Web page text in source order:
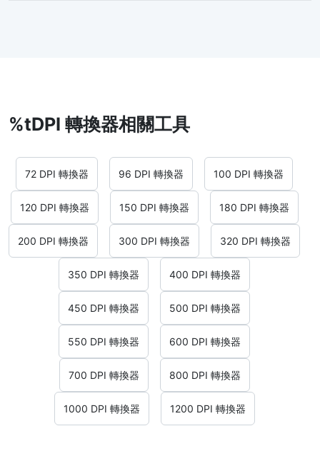
%tDPI 轉換器相關工具
72 DPI 轉換器 96 DPI 轉換器 100 DPI 轉換器
120 DPI 轉換器 150 DPI 轉換器 180 DPI 轉換器
200 DPI 轉換器 300 DPI 轉換器 320 DPI 轉換器
350 DPI 轉換器 400 DPI 轉換器
450 DPI 轉換器 500 DPI 轉換器
550 DPI 轉換器 600 DPI 轉換器
700 DPI 轉換器 800 DPI 轉換器
1000 DPI 轉換器 1200 DPI 轉換器